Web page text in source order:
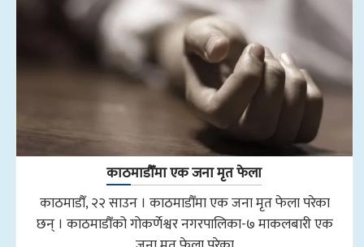
काठमाडौँमा एक जना मृत फेला
काठमाडौँ, २२ साउन । काठमाडौँमा एक जना मृत फेला परेका
छन् । काठमाडौँको गोकर्णेश्वर नगरपालिका-७ माकलबारी एक